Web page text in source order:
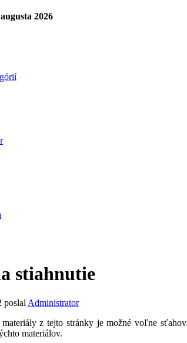
2026
stiahnutie
poslal Administrator
z tejto stránky je možné voľne
materiálov.